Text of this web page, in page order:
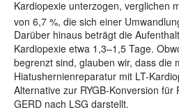
Kardiopexie unterzogen, verglichen
von 6,7 %, die sich einer
Darüber hinaus beträgt die
Kardiopexie etwa 1,3–1,5 Tage.
begrenzt sind, glauben wir, dass die
Hiatushernienreparatur mit LT-
Alternative zur RYGB-Konversion
GERD nach LSG darstellt.